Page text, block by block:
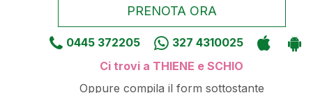
PRENOTA ORA
0445 372205
327 4310025
Ci trovi a THIENE e SCHIO
Oppure compila il form sottostante